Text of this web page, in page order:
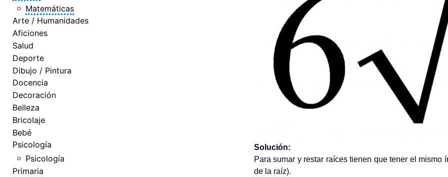
Matemáticas
Arte / Humanidades
Aficiones
Salud
Deporte
Dibujo / Pintura
Docencia
Decoración
Belleza
Bricolaje
Bebé
Psicología
Psicología
Primaria
Solución:
Para sumar y restar raíces tienen que tener el
de la raíz).